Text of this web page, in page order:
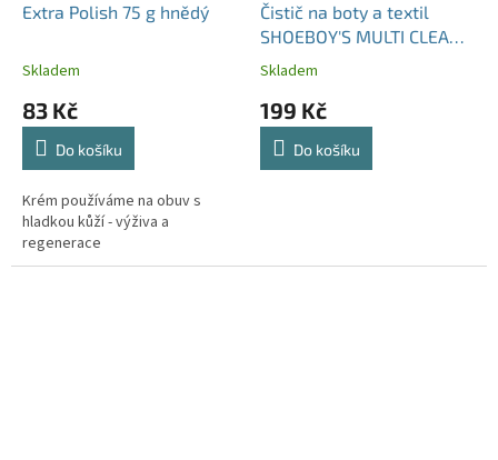
Extra Polish 75 g hnědý
Skladem
83 Kč
Do košíku
Krém používáme na obuv s
hladkou kůží - výživa a
regenerace
Čistič na boty a textil
SHOEBOY'S MULTI CLEAN
75 ml
Skladem
199 Kč
Do košíku